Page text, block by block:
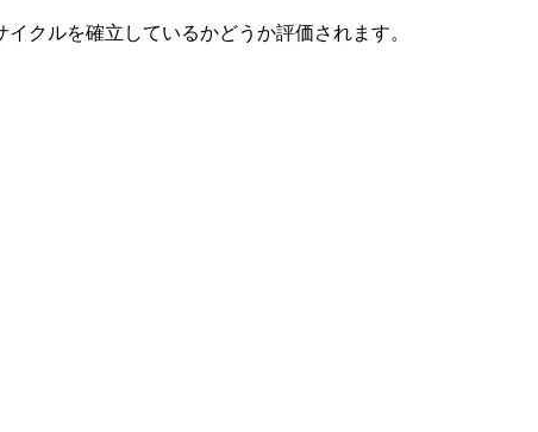
クルを確立しているかどうか評価されます。